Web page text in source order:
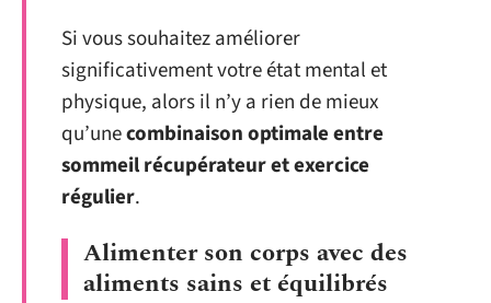
Si vous souhaitez améliorer
significativement votre état mental et
physique, alors il n’y a rien de mieux
qu’unecombinaison optimale entre
sommeil récupérateur et exercice
régulier.
Alimenter son corps avec des
aliments sains et équilibrés